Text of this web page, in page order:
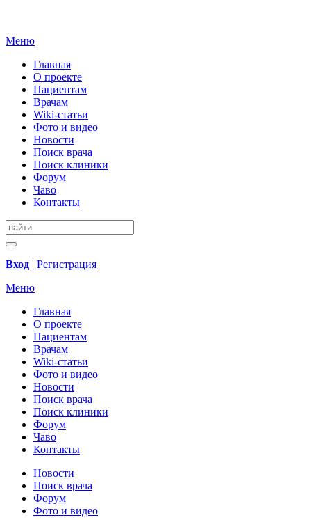
Меню
Главная
О проекте
Пациентам
Врачам
Wiki-статьи
Фото и видео
Новости
Поиск врача
Поиск клиники
Форум
Чаво
Контакты
Вход | Регистрация
Меню
Главная
О проекте
Пациентам
Врачам
Wiki-статьи
Фото и видео
Новости
Поиск врача
Поиск клиники
Форум
Чаво
Контакты
Новости
Поиск врача
Форум
Фото и видео